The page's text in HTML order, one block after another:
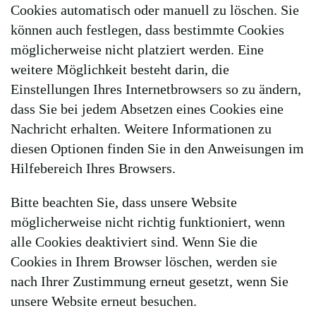
Cookies automatisch oder manuell zu löschen. Sie
können auch festlegen, dass bestimmte Cookies
möglicherweise nicht platziert werden. Eine
weitere Möglichkeit besteht darin, die
Einstellungen Ihres Internetbrowsers so zu ändern,
dass Sie bei jedem Absetzen eines Cookies eine
Nachricht erhalten. Weitere Informationen zu
diesen Optionen finden Sie in den Anweisungen im
Hilfebereich Ihres Browsers.
Bitte beachten Sie, dass unsere Website
möglicherweise nicht richtig funktioniert, wenn
alle Cookies deaktiviert sind. Wenn Sie die
Cookies in Ihrem Browser löschen, werden sie
nach Ihrer Zustimmung erneut gesetzt, wenn Sie
unsere Website erneut besuchen.